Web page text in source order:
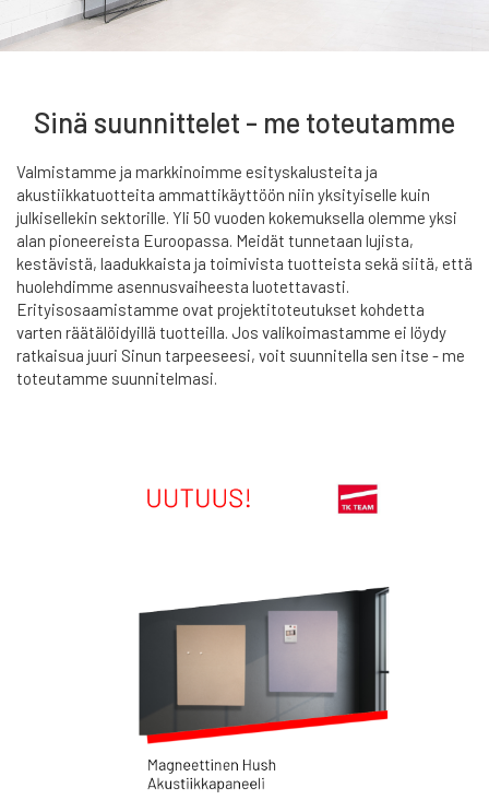
Sinä suunnittelet - me toteutamme
Valmistamme ja markkinoimme esityskalusteita ja
akustiikkatuotteita ammattikäyttöön niin yksityiselle kuin
julkisellekin sektorille. Yli 50 vuoden kokemuksella olemme yksi
alan pioneereista Euroopassa. Meidät tunnetaan lujista,
kestävistä, laadukkaista ja toimivista tuotteista sekä siitä, että
huolehdimme asennusvaiheesta luotettavasti.
Erityisosaamistamme ovat projektitoteutukset kohdetta
varten räätälöidyillä tuotteilla. Jos valikoimastamme ei löydy
ratkaisua juuri Sinun tarpeeseesi, voit suunnitella sen itse - me
toteutamme suunnitelmasi.